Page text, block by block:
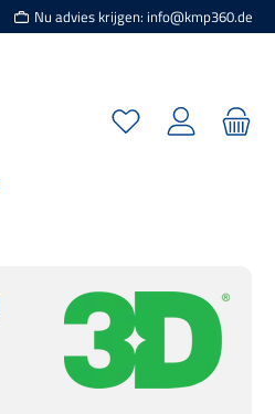
Nu advies krijgen: info@kmp360.de
Je hebt 0 items op